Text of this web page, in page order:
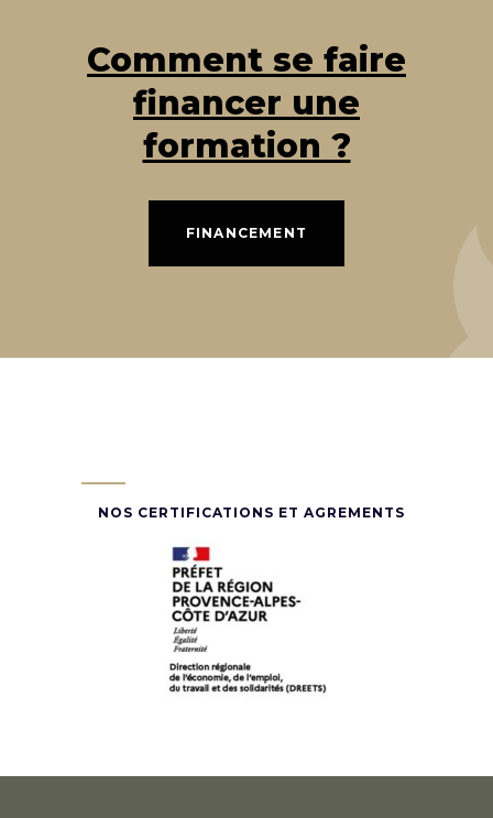
Comment se faire
financer une
formation ?
FINANCEMENT
NOS CERTIFICATIONS ET AGREMENTS